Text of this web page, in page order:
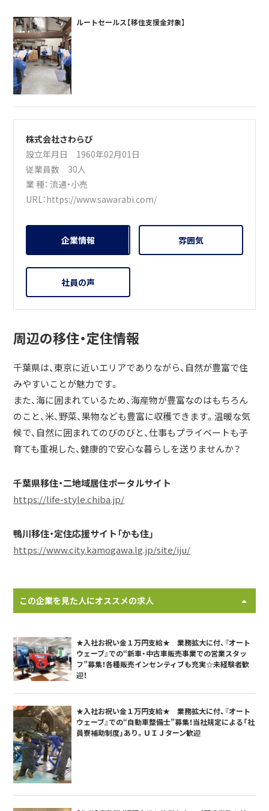
ルートセールス【移住支援金対象】
株式会社さわらび
設立年月日 1960年02月01日
従業員数 30人
業 種：流通・小売
URL：https://www.sawarabi.com/
企業情報 雰囲気
社員の声
周辺の移住・定住情報
千葉県は、東京に近いエリアでありながら、自然が豊富で住
みやすいことが魅力です。
また、海に囲まれているため、海産物が豊富なのはもちろん
のこと、米、野菜、果物なども豊富に収穫できます。温暖な気
候で、自然に囲まれてのびのびと、仕事もプライベートも子
育ても重視した、健康的で安心な暮らしを送りませんか？
千葉県移住・二地域居住ポータルサイト
https://life-style.chiba.jp/
鴨川移住・定住応援サイト「かも住」
https://www.city.kamogawa.lg.jp/site/iju/
この企業を見た人にオススメの求人
★入社お祝い金１万円支給★ 業務拡大に付、『オート
ウェーブ』での“新車・中古車販売事業での営業スタッ
フ”募集！各種販売インセンティブも充実☆未経験者歓
迎！
★入社お祝い金１万円支給★ 業務拡大に付、『オート
ウェーブ』での“自動車整備士”募集！当社規定による「社
員寮補助制度」あり。ＵＩＪターン歓迎